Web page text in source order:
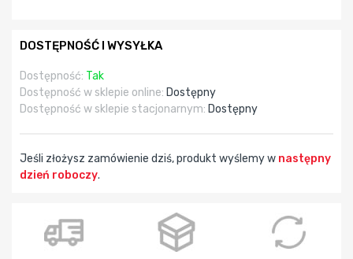
DOSTĘPNOŚĆ I WYSYŁKA
Dostępność: Tak
Dostępność w sklepie online: Dostępny
Dostępność w sklepie stacjonarnym: Dostępny
Jeśli złożysz zamówienie dziś, produkt wyślemy w następny
dzień roboczy.
godz min